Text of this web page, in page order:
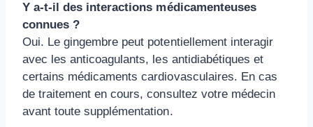
Y a-t-il des interactions médicamenteuses
connues ?
Oui. Le gingembre peut potentiellement interagir
avec les anticoagulants, les antidiabétiques et
certains médicaments cardiovasculaires. En cas
de traitement en cours, consultez votre médecin
avant toute supplémentation.